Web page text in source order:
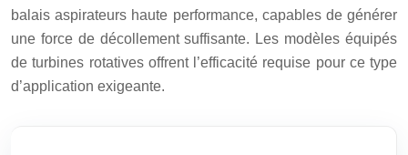
balais aspirateurs haute performance, capables de générer
une force de décollement suffisante. Les modèles équipés
de turbines rotatives offrent l’efficacité requise pour ce type
d’application exigeante.